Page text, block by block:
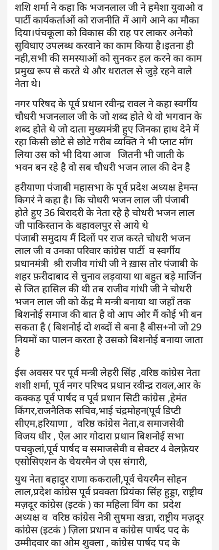
शशि शर्मा ने कहा कि भजनलाल जी ने हमेशा युवाओ व
पार्टी कार्यकर्ताओं को राजनीति में आगे आने का मौका
दिया।पंचकूला को विकास की राह पर लाकर अनेको
सुविधाए उपलब्ध करवाने का काम किया है।इतना ही
नही,सभी की समस्याओं को सुनकर हल करने का काम
प्रमुख रूप से करते थे और धरातल से जुड़े रहने वाले
नेता थे।
नगर परिषद के पूर्व प्रधान रवीन्द्र रावल ने कहा स्वर्गीय
चौधरी भजनलाल जी के जो शब्द होते थे वो भगवान के
शब्द होते थे जो दाता मुख्यमंत्री हुए जिनका हाथ देने में
रहा किसी छोटे से छोटे गरीब व्यक्ति ने भी प्लाट माँग
लिया उस को भी दिया आज जितनी भी जाती के
भवन बन रहे है वो सब चौधरी भजन लाल की देन है
हरीयाणा पंजाबी महासभा के पूर्व प्रदेश अध्यक्ष हेमन्त
किगरं ने कहा है। कि चोधरी भजन लाल जी पंजाबी
होते हुए 36 बिरादरी के नेता रहै है चोधरी भजन लाल
जी पाकिस्तान के बहावलपुर से आये थे
पंजाबी समुदाय मैं दिलों पर राज करते चोधरी भजन
लाल जी व उनका परिवार कांग्रेस पार्टी व स्वर्गीय
प्रधानमंत्री श्री राजीव गांधी जी ने ख़ास तोर पंजाबी के
शहर फ़रीदाबाद से चुनाव लड़वाया था बहुत बड़े मार्जिन
से जित हासिल की थी तब राजीव गांधी जी ने चोधरी
भजन लाल जी को केंद्र मै मन्त्री बनाया था जहाँ तक
बिशनोई समाज की बात है वो आप ओर मैं कोई भी बन
सकता है ( बिशनोई दो शब्दों से बना है बीस+नो जो 29
नियमों का पालन करता है उसको बिशनोई बनाया जाता
है
ईस अवसर पर पूर्व मन्त्री लेहरी सिंह ,वरिष्ठ कांग्रेस नेता
शशी शर्मा, पूर्व नगर परिषद प्रधान रवीन्द्र रावल,आर के
कक्कड़ पूर्व पार्षद व पूर्व प्रधान सिटी कांग्रेस ,हेमंत
किंगर,राजनैतिक सचिव,भाई चंद्रमोहन(पूर्व डिप्टी
सीएम,हरियाणा , वरिष्ठ कांग्रेस नेता,व समाजसेवी
विजय धीर , ऐल आर गोदारा प्रधान बिशनोई सभा
पचकुलां,पूर्व पार्षद व समाजसेवी व सेक्टर 4 वेलफ़ेयर
एसोसिएशन के चेयरमैन जे एस संगारी,
युथ नेता बहादुर राणा ककराली,पूर्व चेयरमैन सोहन
लाल,प्रदेश कांग्रेस पूर्व प्रवक्ता प्रियंका सिंह हुड्डा, राष्ट्रीय
मज़दूर कांग्रेस (इटकं ) का महिला विंग का प्रदेश
अध्यक्ष व वरिष्ठ कांग्रेस नेत्री सुषमा खन्ना, राष्ट्रीय मज़दूर
कांग्रेस (इटकं ) ज़िला प्रधान व कांग्रेस पार्षद पद के
उम्मीदवार का ओम शुक्ला , कांग्रेस पार्षद पद के